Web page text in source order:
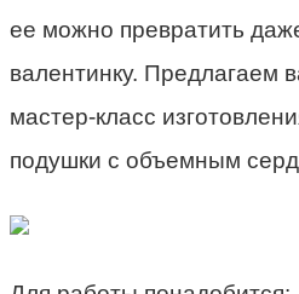
ее можно превратить
валентинку. Предлагаем
мастер-класс
подушки с объемным